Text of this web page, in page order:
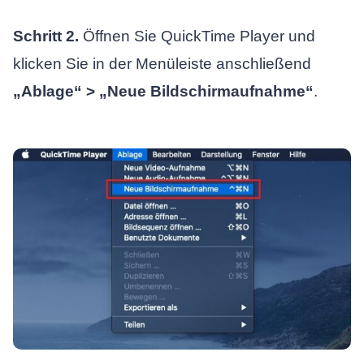
Schritt 2. Öffnen Sie QuickTime Player und
klicken Sie in der Menüleiste anschließend
„Ablage“ > „Neue Bildschirmaufnahme“.